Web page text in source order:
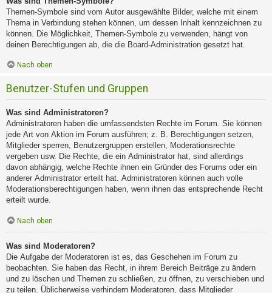
Themen-Symbole sind vom Autor ausgewählte Bilder, welche mit einem
Thema in Verbindung stehen können, um dessen Inhalt kennzeichnen zu
können. Die Möglichkeit, Themen-Symbole zu verwenden, hängt von
deinen Berechtigungen ab, die die Board-Administration gesetzt hat.
Nach oben
Benutzer-Stufen und Gruppen
Was sind Administratoren?
Administratoren haben die umfassendsten Rechte im Forum. Sie können
jede Art von Aktion im Forum ausführen; z. B. Berechtigungen setzen,
Mitglieder sperren, Benutzergruppen erstellen, Moderationsrechte
vergeben usw. Die Rechte, die ein Administrator hat, sind allerdings
davon abhängig, welche Rechte ihnen ein Gründer des Forums oder ein
anderer Administrator erteilt hat. Administratoren können auch volle
Moderationsberechtigungen haben, wenn ihnen das entsprechende Recht
erteilt wurde.
Nach oben
Was sind Moderatoren?
Die Aufgabe der Moderatoren ist es, das Geschehen im Forum zu
beobachten. Sie haben das Recht, in ihrem Bereich Beiträge zu ändern
und zu löschen und Themen zu schließen, zu öffnen, zu verschieben und
zu teilen. Üblicherweise verhindern Moderatoren, dass Mitglieder